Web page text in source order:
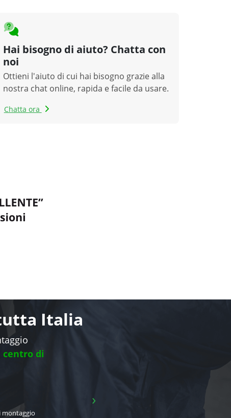
Hai bisogno di aiuto? Chatta con
noi
Ottieni l'aiuto di cui hai bisogno grazie alla
nostra chat online, rapida e facile da usare.
Chatta ora
Italia
centro di
montaggio
›